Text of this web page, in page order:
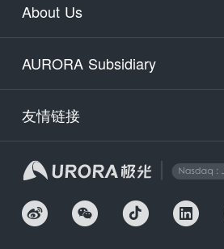
About Us
AURORA Subsidiary
友情链接